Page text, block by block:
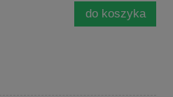
do koszyka